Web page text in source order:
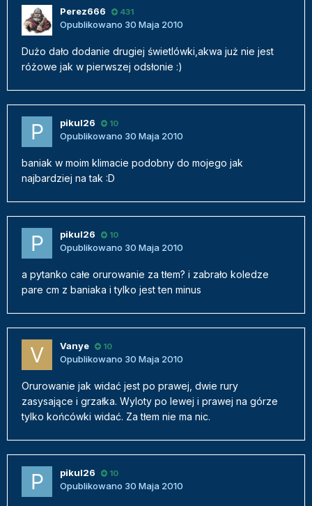
Perez666 431
Opublikowano 30 Maja 2010
Dużo dało dodanie drugiej świetlówki,akwa już nie jest
różowe jak w pierwszej odsłonie :)
pikul26 10
Opublikowano 30 Maja 2010
baniak w moim klimacie podobny do mojego jak
najbardziej na tak :D
pikul26 10
Opublikowano 30 Maja 2010
a pytanko całe orurowanie za tłem? i zabrało koledze
pare cm z baniaka i tylko jest ten minus
Vanye 10
Opublikowano 30 Maja 2010
Orurowanie jak widać jest po prawej, dwie rury
zasysające i grzałka. Wyloty po lewej i prawej na górze
tylko końcówki widać. Za tłem nie ma nic.
pikul26 10
Opublikowano 30 Maja 2010